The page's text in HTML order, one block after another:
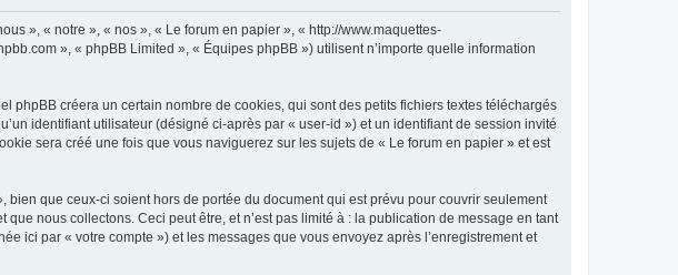
», « notre », « nos », « Le forum en papier », « http://www.maquettes-
», « phpBB Limited », « Équipes phpBB ») utilisent n’importe quelle information
créera un certain nombre de cookies, qui sont des petits fichiers textes téléchargés
identifiant utilisateur (désigné ci-après par « user-id ») et un identifiant de session invité
sera créé une fois que vous naviguerez sur les sujets de « Le forum en papier » et est
que ceux-ci soient hors de portée du document qui est prévu pour couvrir seulement
nous collectons. Ceci peut être, et n’est pas limité à : la publication de message en tant
ici par « votre compte ») et les messages que vous envoyez après l’enregistrement et